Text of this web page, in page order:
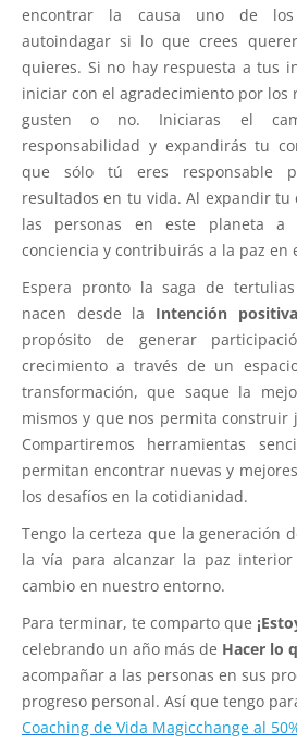
encontrar la causa uno de
autoindagar si lo que crees
quieres. Si no hay respuesta a tus
iniciar con el agradecimiento por los
gusten o no. Iniciaras el
responsabilidad y expandirás tu
que sólo tú eres responsable
resultados en tu vida. Al expandir tu
las personas en este planeta a
conciencia y contribuirás a la paz en
Espera pronto la saga de
nacen desde la Intención
propósito de generar
crecimiento a través de un
transformación, que saque la
mismos y que nos permita
Compartiremos herramientas
permitan encontrar nuevas y
los desafíos en la cotidianidad.
Tengo la certeza que la generación
la vía para alcanzar la paz
cambio en nuestro entorno.
Para terminar, te comparto que
celebrando un año más de Hacer lo
acompañar a las personas en sus
progreso personal. Así que tengo
Coaching de Vida Magicchange al